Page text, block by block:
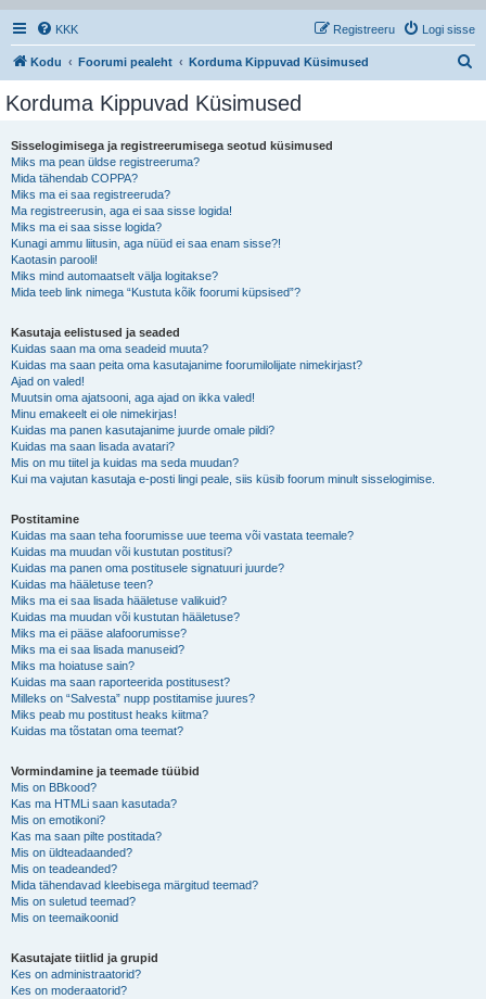
KKK Logi sisse
Registreeru
Kodu Foorumi pealeht Korduma Kippuvad Küsimused
Korduma Kippuvad Küsimused
Sisselogimisega ja registreerumisega seotud küsimused
Miks ma pean üldse registreeruma?
Mida tähendab COPPA?
Miks ma ei saa registreeruda?
Ma registreerusin, aga ei saa sisse logida!
Miks ma ei saa sisse logida?
Kunagi ammu liitusin, aga nüüd ei saa enam sisse?!
Kaotasin parooli!
Miks mind automaatselt välja logitakse?
Mida teeb link nimega “Kustuta kõik foorumi küpsised”?
Kasutaja eelistused ja seaded
Kuidas saan ma oma seadeid muuta?
Kuidas ma saan peita oma kasutajanime foorumilolijate nimekirjast?
Ajad on valed!
Muutsin oma ajatsooni, aga ajad on ikka valed!
Minu emakeelt ei ole nimekirjas!
Kuidas ma panen kasutajanime juurde omale pildi?
Kuidas ma saan lisada avatari?
Mis on mu tiitel ja kuidas ma seda muudan?
Kui ma vajutan kasutaja e-posti lingi peale, siis küsib foorum minult sisselogimise.
Postitamine
Kuidas ma saan teha foorumisse uue teema või vastata teemale?
Kuidas ma muudan või kustutan postitusi?
Kuidas ma panen oma postitusele signatuuri juurde?
Kuidas ma hääletuse teen?
Miks ma ei saa lisada hääletuse valikuid?
Kuidas ma muudan või kustutan hääletuse?
Miks ma ei pääse alafoorumisse?
Miks ma ei saa lisada manuseid?
Miks ma hoiatuse sain?
Kuidas ma saan raporteerida postitusest?
Milleks on “Salvesta” nupp postitamise juures?
Miks peab mu postitust heaks kiitma?
Kuidas ma tõstatan oma teemat?
Vormindamine ja teemade tüübid
Mis on BBkood?
Kas ma HTMLi saan kasutada?
Mis on emotikoni?
Kas ma saan pilte postitada?
Mis on üldteadaanded?
Mis on teadeanded?
Mida tähendavad kleebisega märgitud teemad?
Mis on suletud teemad?
Mis on teemaikoonid
Kasutajate tiitlid ja grupid
Kes on administraatorid?
Kes on moderaatorid?